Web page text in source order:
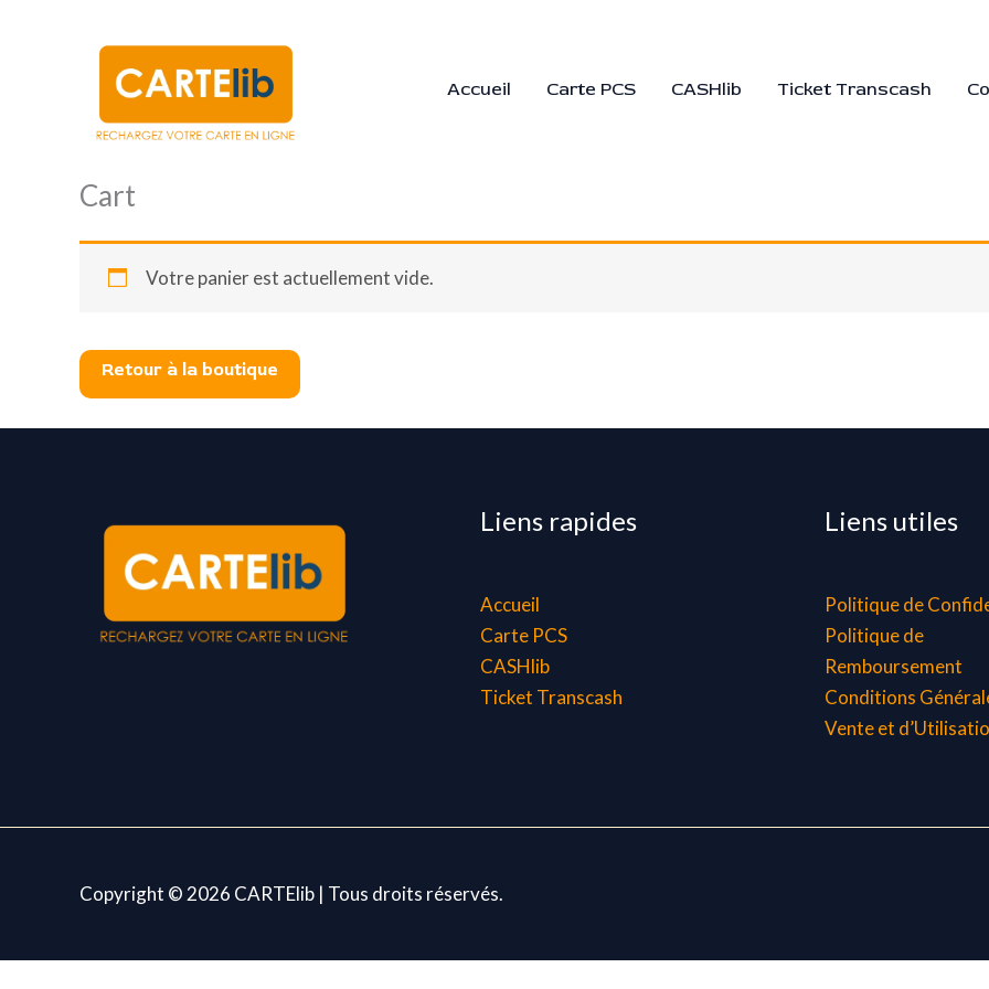
Accueil Carte PCS CASHlib Ticket Transcash
Cart
Votre panier est actuellement vide.
Retour à la boutique
Liens rapides
Accueil
Carte PCS
CASHlib
Ticket Transcash
Liens utiles
Politique de
Politique de
Remboursement
Conditions
Vente et
Copyright © 2026 CARTElib | Tous droits réservés.